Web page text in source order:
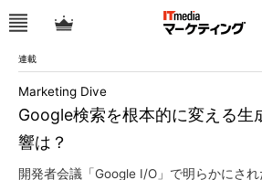
連載
Google検索を根本的に変える生
響は？
Marketing Dive
開発者会議「Google I/O」で明らかにさ